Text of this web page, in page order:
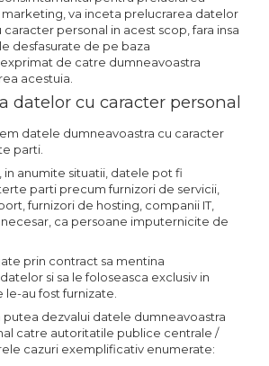
va inceta prelucrarea datelor
personal in acest scop, fara insa
desfasurate de pe baza
de catre dumneavoastra
acestuia.
datelor cu caracter personal
datele dumneavoastra cu caracter
parti.
in anumite situatii, datele pot fi
parti precum furnizori de servicii,
furnizori de hosting, companii IT,
ca persoane imputernicite de
prin contract sa mentina
si sa le foloseasca exclusiv in
le-au fost furnizate.
putea dezvalui datele dumneavoastra
catre autoritatile publice centrale /
cazuri exemplificativ enumerate: